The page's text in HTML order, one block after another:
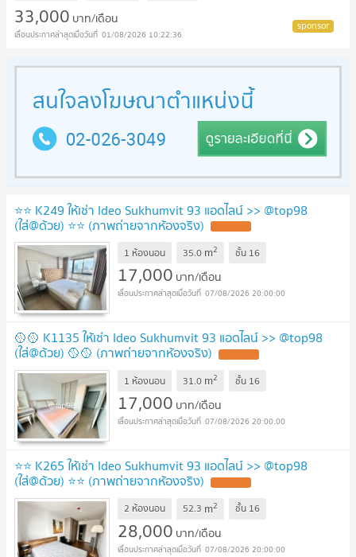
33,000 บาท/เดือน
01/08/2026 10:22:36
⭐⭐ K249 ให้เช่า Ideo Sukhumvit 93 แอดไลน์ >> @top98
(ใส่@ด้วย) ⭐⭐ (ภาพถ่ายจากห้องจริง)
1 ห้องนอน 35.0 m2 ชั้น 16
17,000 บาท/เดือน
07/08/2026 20:00:00
🥎🥎 K1135 ให้เช่า Ideo Sukhumvit 93 แอดไลน์ >> @top98
(ใส่@ด้วย) 🥎🥎 (ภาพถ่ายจากห้องจริง)
1 ห้องนอน 31.0 m2 ชั้น 16
17,000 บาท/เดือน
07/08/2026 20:00:00
⭐️⭐️ K265 ให้เช่า Ideo Sukhumvit 93 แอดไลน์ >> @top98
(ใส่@ด้วย) ⭐️⭐️ (ภาพถ่ายจากห้องจริง)
2 ห้องนอน 52.3 m2 ชั้น 16
28,000 บาท/เดือน
07/08/2026 20:00:00